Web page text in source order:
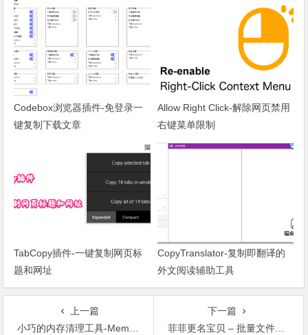
Codebox浏览器插件-免登录一
键复制下载文章
Allow Right Click-解除网页禁用
右键菜单限制
TabCopy插件-一键复制网页标
题和网址
CopyTranslator-复制即翻译的
外文阅读辅助工具
上一篇
小巧的内存清理工具-Mem Reduct
下一篇
菲菲更名宝贝 – 批量文件重命名处理软件